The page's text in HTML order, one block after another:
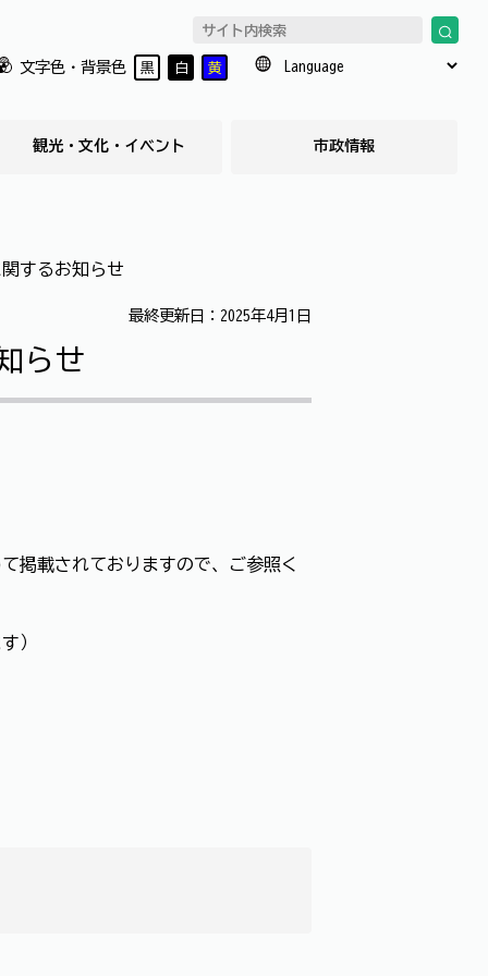
文字色・背景色 黒 白 黄
観光・文化・イベント 市政情報
するお知らせ
最終更新日：2025年4月1日
らせ
掲載されておりますので、ご参照く
）